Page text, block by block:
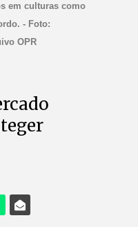
em culturas como
- Foto:
OPR